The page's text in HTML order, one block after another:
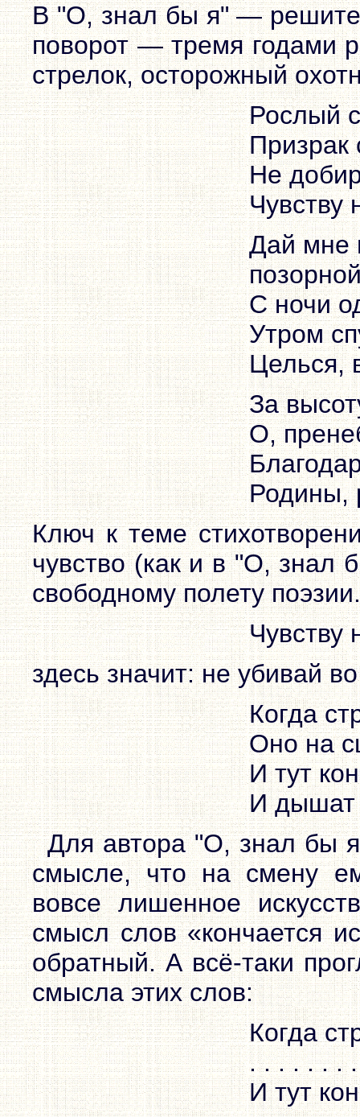
В "О, знал бы я" —
поворот — тремя годами
стрелок, осторожный
Рослый
Призрак
Не
Чувству
Дай мне
С ночи
Утром
Целься,
За
О,
Родины,
Ключ к теме
чувство (как и в "О, знал
свободному полету поэзии.
Чувству
здесь значит: не убивай
Когда
Оно на
И тут
И дышат
Для автора "О, знал бы
смысле, что на смену
вовсе лишенное
смысл слов «кончается
обратный. А всё-таки
смысла этих слов:
Когда
. . . . . . .
И тут